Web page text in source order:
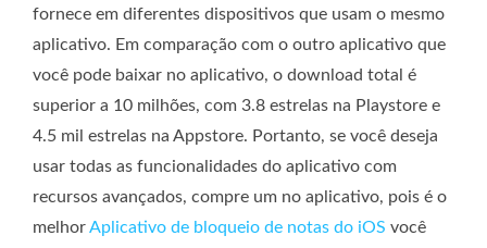
fornece em diferentes dispositivos que usam o mesmo
aplicativo. Em comparação com o outro aplicativo que
você pode baixar no aplicativo, o download total é
superior a 10 milhões, com 3.8 estrelas na Playstore e
4.5 mil estrelas na Appstore. Portanto, se você deseja
usar todas as funcionalidades do aplicativo com
recursos avançados, compre um no aplicativo, pois é o
melhorAplicativo de bloqueio de notas do iOS você